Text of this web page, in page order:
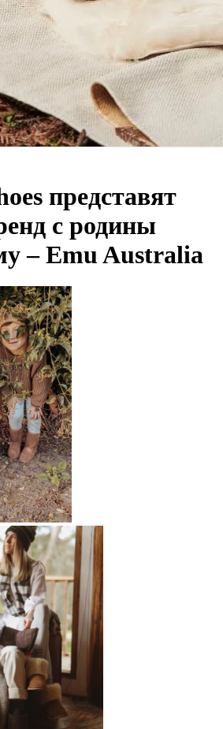
представят
с родины
– Emu Australia